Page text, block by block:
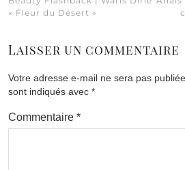
« Fleur du Désert »
Laisser un commentaire
Votre adresse e-mail ne sera pas publiée.
sont indiqués avec *
Commentaire *